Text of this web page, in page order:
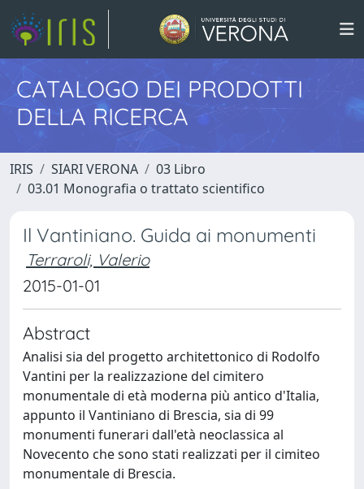
CATALOGO DEI PRODOTTI
DELLA RICERCA
IRIS SIARI VERONA
03 Libro
03.01 Monografia o trattato scientifico
Il Vantiniano. Guida ai monumenti
Terraroli, Valerio
2015-01-01
Abstract
Analisi sia del progetto architettonico di Rodolfo
Vantini per la realizzazione del cimitero
monumentale di età moderna più antico d'Italia,
appunto il Vantiniano di Brescia, sia di 99
monumenti funerari dall'età neoclassica al
Novecento che sono stati realizzati per il cimiteo
monumentale di Brescia.